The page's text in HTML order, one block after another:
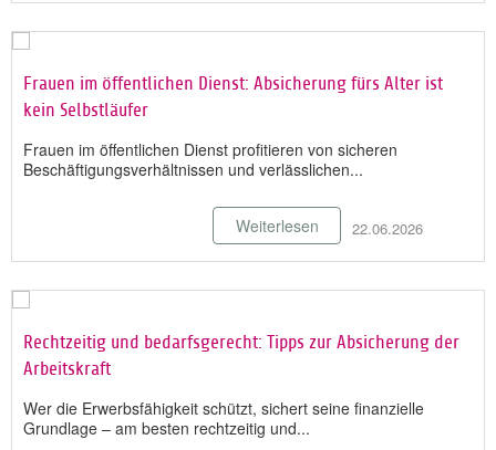
Frauen im öffentlichen Dienst: Absicherung fürs Alter ist
kein Selbstläufer
Frauen im öffentlichen Dienst profitieren von sicheren
Beschäftigungsverhältnissen und verlässlichen...
22.06.2026
Weiterlesen
Rechtzeitig und bedarfsgerecht: Tipps zur Absicherung der
Arbeitskraft
Wer die Erwerbsfähigkeit schützt, sichert seine finanzielle
Grundlage – am besten rechtzeitig und...